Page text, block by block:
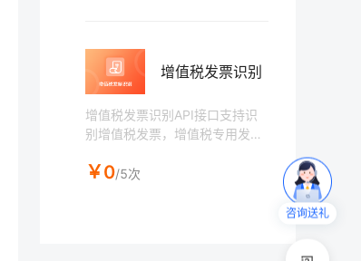
咨询送礼
增值税发票识别
增值税发票识别API接口支持识
别增值税发票，增值税专用发
额，价税合计，代码，发票号
￥0/5次